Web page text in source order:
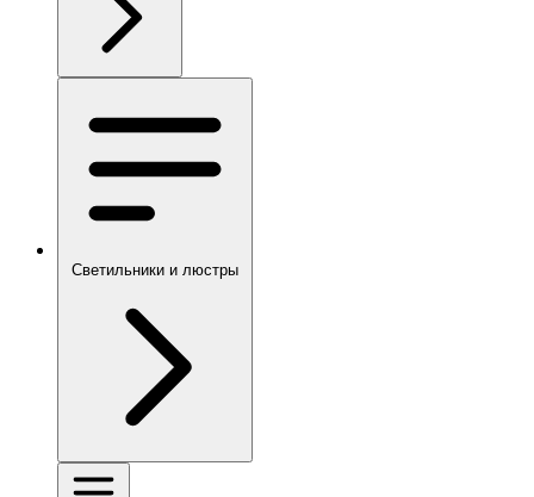
Светильники и люстры